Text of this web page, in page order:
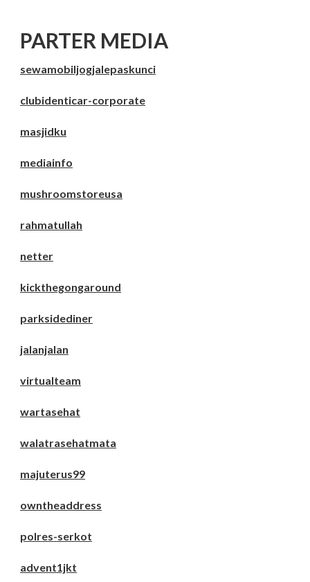
PARTER MEDIA
sewamobiljogjalepaskunci
clubidenticar-corporate
masjidku
mediainfo
mushroomstoreusa
rahmatullah
netter
kickthegongaround
parksidediner
jalanjalan
virtualteam
wartasehat
walatrasehatmata
majuterus99
owntheaddress
polres-serkot
advent1jkt